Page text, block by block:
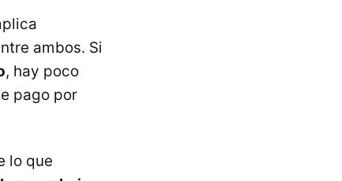
ambos. Si
, hay poco
pago por
lo que